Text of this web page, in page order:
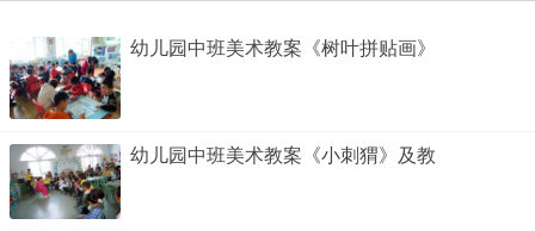
幼儿园中班美术教案《树叶拼贴画》
幼儿园中班美术教案《小刺猬》及教